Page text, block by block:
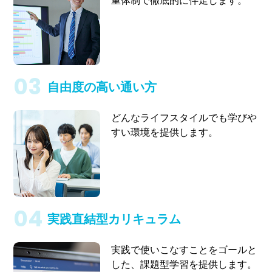
自由度の高い通い方
どんなライフスタイルでも学びや
すい環境を提供します。
実践直結型カリキュラム
実践で使いこなすことをゴールと
した、課題型学習を提供します。